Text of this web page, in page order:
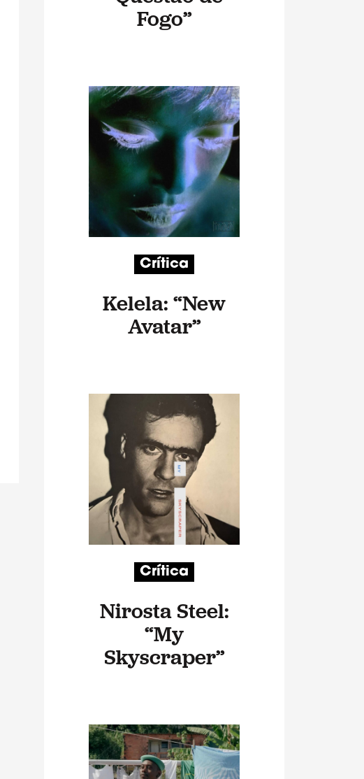
Fogo”
Crítica
Kelela: “New
Avatar”
Crítica
Nirosta Steel:
“My
Skyscraper”